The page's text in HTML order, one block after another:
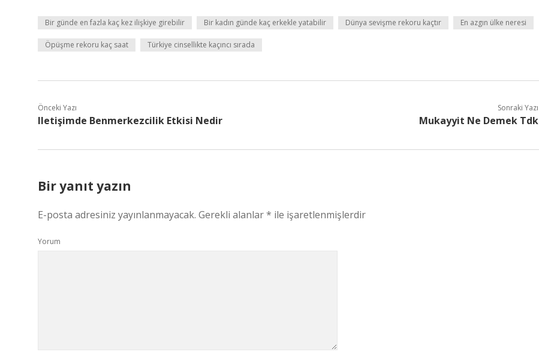
Bir günde en fazla kaç kez ilişkiye girebilir Bir kadın günde kaç erkekle yatabilir Dünya sevişme rekoru kaçtır En azgın ülke neresi
Öpüşme rekoru kaç saat Türkiye cinsellikte kaçıncı sırada
Önceki Yazı
Iletişimde Benmerkezcilik Etkisi Nedir
Sonraki Yazı
Mukayyit Ne Demek Tdk
Bir yanıt yazın
E-posta adresiniz yayınlanmayacak. Gerekli alanlar* ile işaretlenmişlerdir
Yorum